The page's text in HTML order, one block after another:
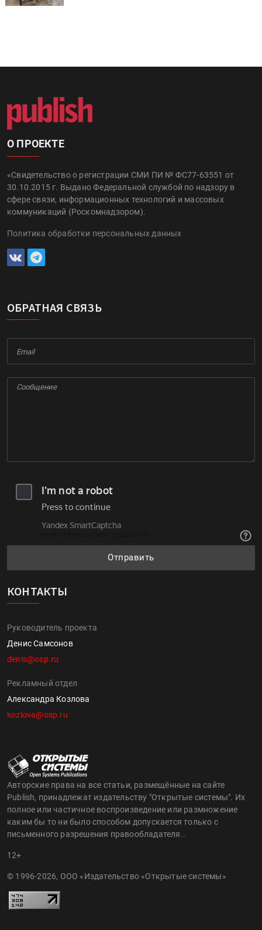
О ПРОЕКТЕ
«Свидетельство о регистрации СМИ ПИ № ФС77-63551 от
30.10.2015 г. Выдано Федеральной службой по надзору в
сфере связи, информационных технологий и массовых
коммуникаций (Роскомнадзором).
Политика обработки персональных данных
ОБРАТНАЯ СВЯЗЬ
Отправить
КОНТАКТЫ
Руководитель проекта
Денис Самсонов
denis@osp.ru
Рекламный отдел
Александра Козлова
kozlova@osp.ru
Авторские права на все статьи, размещённые на сайте
Publish, принадлежат издательству "Открытые системы". Их
полное или частичное воспроизведение или размножение
каким бы то ни было способом допускается только с
письменного разрешения правообладателя..
12+
© 1996-2026, ООО «Издательство «Открытые системы»